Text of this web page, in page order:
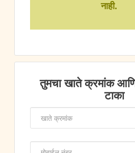
नाही.
तुमचा खाते क्रमांक
टाका